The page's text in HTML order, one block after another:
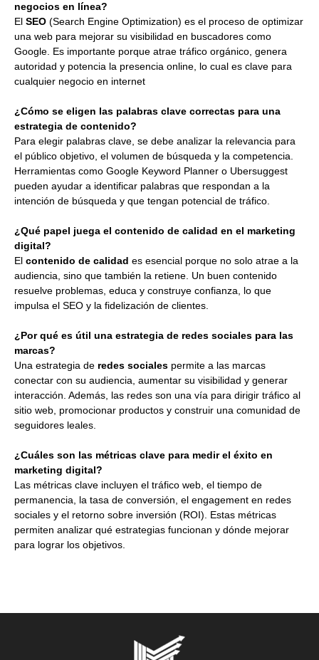
negocios en línea?
El SEO (Search Engine Optimization) es el proceso de optimizar
una web para mejorar su visibilidad en buscadores como
Google. Es importante porque atrae tráfico orgánico, genera
autoridad y potencia la presencia online, lo cual es clave para
cualquier negocio en internet
¿Cómo se eligen las palabras clave correctas para una
estrategia de contenido?
Para elegir palabras clave, se debe analizar la relevancia para
el público objetivo, el volumen de búsqueda y la competencia.
Herramientas como Google Keyword Planner o Ubersuggest
pueden ayudar a identificar palabras que respondan a la
intención de búsqueda y que tengan potencial de tráfico.
¿Qué papel juega el contenido de calidad en el marketing
digital?
El contenido de calidad es esencial porque no solo atrae a la
audiencia, sino que también la retiene. Un buen contenido
resuelve problemas, educa y construye confianza, lo que
impulsa el SEO y la fidelización de clientes.
¿Por qué es útil una estrategia de redes sociales para las
marcas?
Una estrategia de redes sociales permite a las marcas
conectar con su audiencia, aumentar su visibilidad y generar
interacción. Además, las redes son una vía para dirigir tráfico al
sitio web, promocionar productos y construir una comunidad de
seguidores leales.
¿Cuáles son las métricas clave para medir el éxito en
marketing digital?
Las métricas clave incluyen el tráfico web, el tiempo de
permanencia, la tasa de conversión, el engagement en redes
sociales y el retorno sobre inversión (ROI). Estas métricas
permiten analizar qué estrategias funcionan y dónde mejorar
para lograr los objetivos.